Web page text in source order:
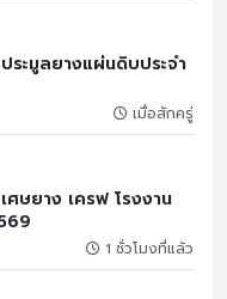
ระมูลยางแผ่นดิบประจำ
เมื่อสักครู่
ษยาง เครฟ โรงงาน
1 ชั่วโมงที่แล้ว